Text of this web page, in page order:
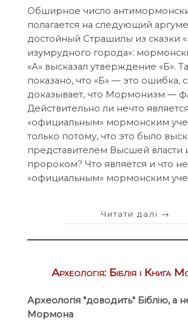
Обширное число
полагается на следующий
достойный Страшилы из сказки
изумрудного города»:
«А» высказал утверждение «Б».
показано, что «Б» — это ошибка,
доказывает, что Мормонизм —
Действительно ли нечто является
«официальным» мормонским
только потому, что это было
представителем Высшей власти
пророком? Что является и что
«официальным» мормонским
Читати далі →
Археологія: Біблія і Книга
Археологія "доводить" Біблію, а
Мормона